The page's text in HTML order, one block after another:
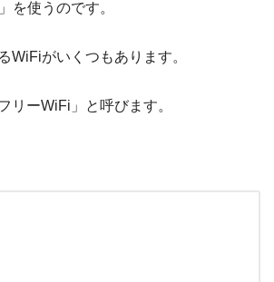
を使うのです。
WiFiがいくつもあります。
リーWiFi」と呼びます。